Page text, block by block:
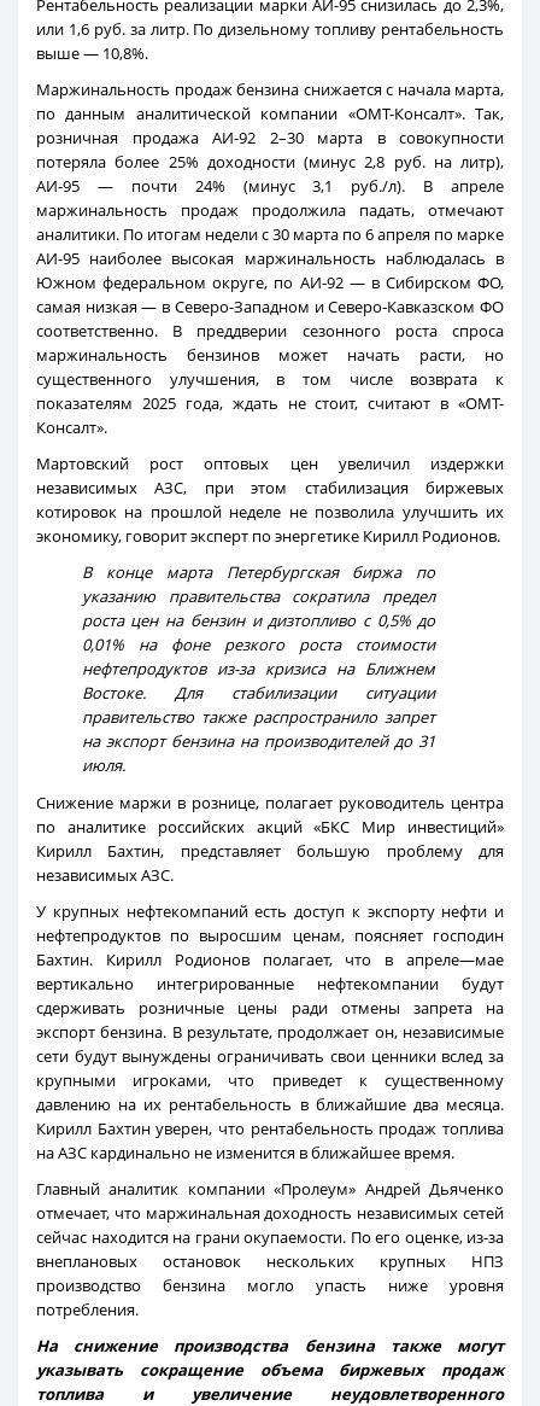
Рентабельность реализации марки АИ-95 снизилась до 2,3%,
или 1,6 руб. за литр. По дизельному топливу рентабельность
выше — 10,8%.
Маржинальность продаж бензина снижается с начала марта,
по данным аналитической компании «ОМТ-Консалт». Так,
розничная продажа АИ-92 2–30 марта в совокупности
потеряла более 25% доходности (минус 2,8 руб. на литр),
АИ-95 — почти 24% (минус 3,1 руб./л). В апреле
маржинальность продаж продолжила падать, отмечают
аналитики. По итогам недели с 30 марта по 6 апреля по марке
АИ-95 наиболее высокая маржинальность наблюдалась в
Южном федеральном округе, по АИ-92 — в Сибирском ФО,
самая низкая — в Северо-Западном и Северо-Кавказском ФО
соответственно. В преддверии сезонного роста спроса
маржинальность бензинов может начать расти, но
существенного улучшения, в том числе возврата к
показателям 2025 года, ждать не стоит, считают в «ОМТ-
Консалт».
Мартовский рост оптовых цен увеличил издержки
независимых АЗС, при этом стабилизация биржевых
котировок на прошлой неделе не позволила улучшить их
экономику, говорит эксперт по энергетике Кирилл Родионов.
В конце марта Петербургская биржа по
указанию правительства сократила предел
роста цен на бензин и дизтопливо с 0,5% до
0,01% на фоне резкого роста стоимости
нефтепродуктов из-за кризиса на Ближнем
Востоке. Для стабилизации ситуации
правительство также распространило запрет
на экспорт бензина на производителей до 31
июля.
Снижение маржи в рознице, полагает руководитель центра
по аналитике российских акций «БКС Мир инвестиций»
Кирилл Бахтин, представляет большую проблему для
независимых АЗС.
У крупных нефтекомпаний есть доступ к экспорту нефти и
нефтепродуктов по выросшим ценам, поясняет господин
Бахтин. Кирилл Родионов полагает, что в апреле—мае
вертикально интегрированные нефтекомпании будут
сдерживать розничные цены ради отмены запрета на
экспорт бензина. В результате, продолжает он, независимые
сети будут вынуждены ограничивать свои ценники вслед за
крупными игроками, что приведет к существенному
давлению на их рентабельность в ближайшие два месяца.
Кирилл Бахтин уверен, что рентабельность продаж топлива
на АЗС кардинально не изменится в ближайшее время.
Главный аналитик компании «Пролеум» Андрей Дьяченко
отмечает, что маржинальная доходность независимых сетей
сейчас находится на грани окупаемости. По его оценке, из-за
внеплановых остановок нескольких крупных НПЗ
производство бензина могло упасть ниже уровня
потребления.
На снижение производства бензина также могут
указывать сокращение объема биржевых продаж
топлива и увеличение неудовлетворенного